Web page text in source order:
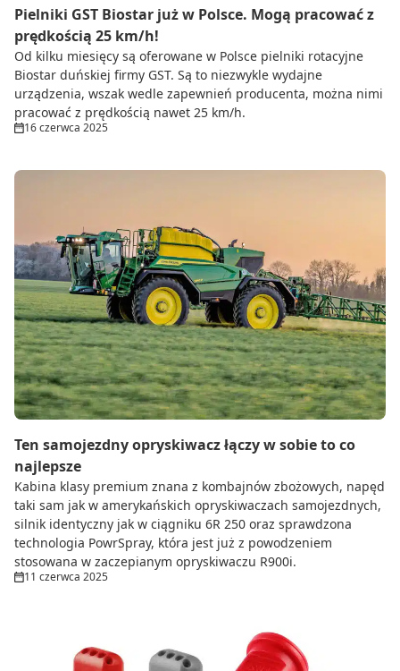
Pielniki GST Biostar już w Polsce. Mogą pracować z
prędkością 25 km/h!
Od kilku miesięcy są oferowane w Polsce pielniki rotacyjne
Biostar duńskiej firmy GST. Są to niezwykle wydajne
urządzenia, wszak wedle zapewnień producenta, można nimi
pracować z prędkością nawet 25 km/h.
16 czerwca 2025
Ten samojezdny opryskiwacz łączy w sobie to co
najlepsze
Kabina klasy premium znana z kombajnów zbożowych, napęd
taki sam jak w amerykańskich opryskiwaczach samojezdnych,
silnik identyczny jak w ciągniku 6R 250 oraz sprawdzona
technologia PowrSpray, która jest już z powodzeniem
stosowana w zaczepianym opryskiwaczu R900i.
11 czerwca 2025